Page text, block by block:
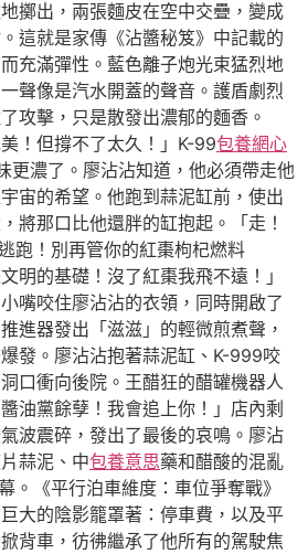
擲出，兩張麵皮在空中交疊，變成
這就是家傳《沾醬秘笈》中記載的
而充滿彈性。藍色離子炮光束猛烈地
聲像是汽水開蓋的聲音。護盾劇烈
攻擊，只是散發出濃郁的麵香。
！但撐不了太久！」K-99包養網心
更濃了。廖沾沾知道，他必須帶走他
宙的希望。他跑到蒜泥缸前，使出
將那口比他還胖的缸抱起。「走！
跑！別再管你的紅棗枸杞燃料
明的基礎！沒了紅棗我飛不遠！」
嘴咬住廖沾沾的衣領，同時開啟了
進器發出「滋滋」的輕微煎煮聲，
發。廖沾沾抱著蒜泥缸、K-999咬
口衝向後院。王醋狂的醋罐機器人
油黨餘孽！我會追上你！」店內剩
波震碎，發出了最後的哀鳴。廖沾
蒜泥、中包養意思藥和醋酸的混亂
。《平行泊車維度：車位爭奪戰》
大的陰影籠罩著：停車費，以及平
背車，彷彿繼承了他所有的駕駛焦